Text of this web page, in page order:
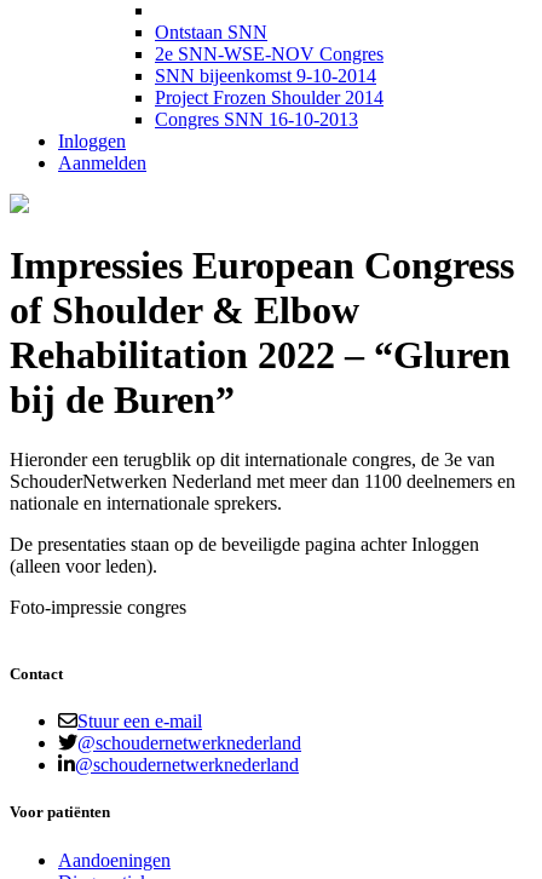
Ontstaan SNN
2e SNN-WSE-NOV Congres
SNN bijeenkomst 9-10-2014
Project Frozen Shoulder 2014
Congres SNN 16-10-2013
Inloggen
Aanmelden
Impressies European Congress
of Shoulder & Elbow
Rehabilitation 2022 – “Gluren
bij de Buren”
Hieronder een terugblik op dit internationale congres, de 3e van
SchouderNetwerken Nederland met meer dan 1100 deelnemers en
nationale en internationale sprekers.
De presentaties staan op de beveiligde pagina achter Inloggen
(alleen voor leden).
Foto-impressie congres
Contact
Stuur een e-mail
@schoudernetwerknederland
@schoudernetwerknederland
Voor patiënten
Aandoeningen